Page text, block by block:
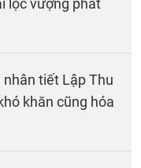
lộc vượng phát
tiết Lập Thu
khăn cũng hóa